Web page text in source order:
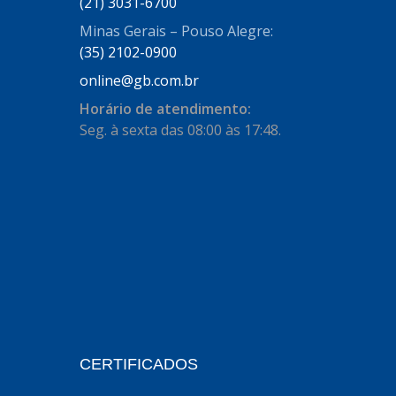
BECA FREIOS (25)
BOSAL
BRASMECK (656)
COMALTECH/JPEMA
Minas Gerais – Pouso Alegre:
(35) 2102-0900
online@gb.com.br
Horário de atendimento:
Seg. à sexta das 08:00 às 17:48.
CERTIFICADOS